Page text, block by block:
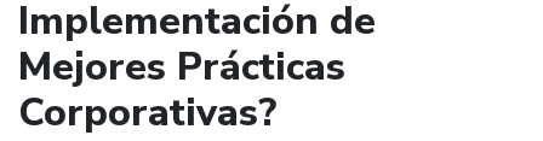
Implementación de
Mejores Prácticas
Corporativas?